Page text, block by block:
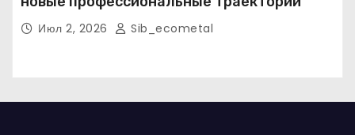
Июл 2, 2026 Sib_ecometal